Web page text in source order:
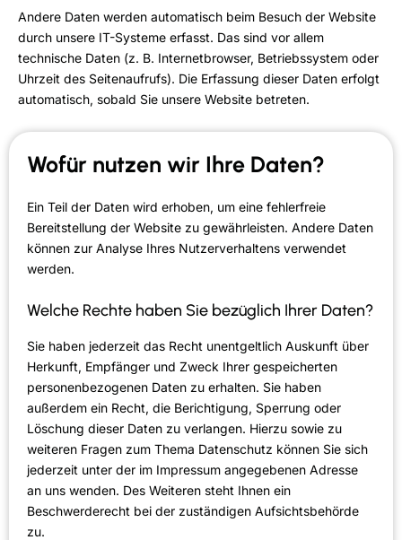
Andere Daten werden automatisch beim Besuch der Website
durch unsere IT-Systeme erfasst. Das sind vor allem
technische Daten (z. B. Internetbrowser, Betriebssystem oder
Uhrzeit des Seitenaufrufs). Die Erfassung dieser Daten erfolgt
automatisch, sobald Sie unsere Website betreten.
Wofür nutzen wir Ihre Daten?
Ein Teil der Daten wird erhoben, um eine fehlerfreie
Bereitstellung der Website zu gewährleisten. Andere Daten
können zur Analyse Ihres Nutzerverhaltens verwendet
werden.
Welche Rechte haben Sie bezüglich Ihrer Daten?
Sie haben jederzeit das Recht unentgeltlich Auskunft über
Herkunft, Empfänger und Zweck Ihrer gespeicherten
personenbezogenen Daten zu erhalten. Sie haben
außerdem ein Recht, die Berichtigung, Sperrung oder
Löschung dieser Daten zu verlangen. Hierzu sowie zu
weiteren Fragen zum Thema Datenschutz können Sie sich
jederzeit unter der im Impressum angegebenen Adresse
an uns wenden. Des Weiteren steht Ihnen ein
Beschwerderecht bei der zuständigen Aufsichtsbehörde
zu.